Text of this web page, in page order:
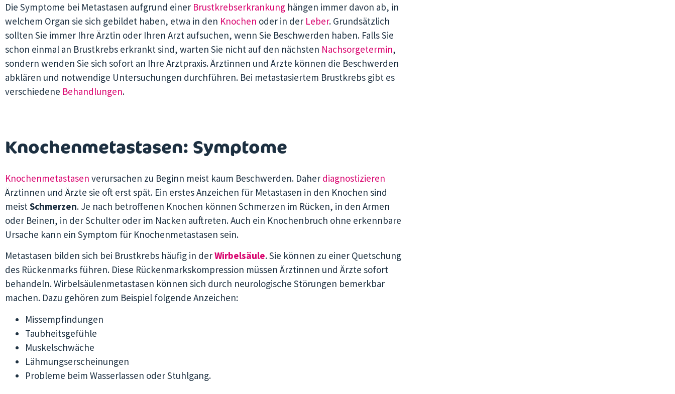
Die Symptome bei Metastasen aufgrund einer Brustkrebserkrankung hängen immer davon ab, in
welchem Organ sie sich gebildet haben, etwa in den Knochen oder in der Leber. Grundsätzlich
sollten Sie immer Ihre Ärztin oder Ihren Arzt aufsuchen, wenn Sie Beschwerden haben. Falls Sie
schon einmal an Brustkrebs erkrankt sind, warten Sie nicht auf den nächsten Nachsorgetermin,
sondern wenden Sie sich sofort an Ihre Arztpraxis. Ärztinnen und Ärzte können die Beschwerden
abklären und notwendige Untersuchungen durchführen. Bei metastasiertem Brustkrebs gibt es
verschiedene Behandlungen.
Knochenmetastasen: Symptome
Knochenmetastasen verursachen zu Beginn meist kaum Beschwerden. Daher diagnostizieren
Ärztinnen und Ärzte sie oft erst spät. Ein erstes Anzeichen für Metastasen in den Knochen sind
meist Schmerzen. Je nach betroffenen Knochen können Schmerzen im Rücken, in den Armen
oder Beinen, in der Schulter oder im Nacken auftreten. Auch ein Knochenbruch ohne erkennbare
Ursache kann ein Symptom für Knochenmetastasen sein.
Metastasen bilden sich bei Brustkrebs häufig in derWirbelsäule. Sie können zu einer Quetschung
des Rückenmarks führen. Diese Rückenmarkskompression müssen Ärztinnen und Ärzte sofort
behandeln. Wirbelsäulenmetastasen können sich durch neurologische Störungen bemerkbar
machen. Dazu gehören zum Beispiel folgende Anzeichen:
Missempfindungen
Taubheitsgefühle
Muskelschwäche
Lähmungserscheinungen
Probleme beim Wasserlassen oder Stuhlgang.